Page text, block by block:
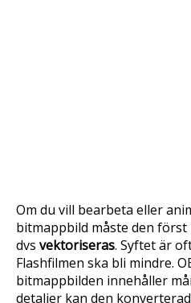
Om du vill bearbeta eller
bitmappbild måste den
dvs vektoriseras. Syftet är
Flashfilmen ska bli mindre.
bitmappbilden innehåller
detaljer kan den